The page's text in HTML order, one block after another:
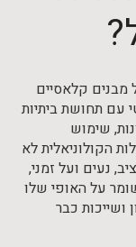
מבנים קלאסיים
עם תחושת ביתיות
שימוש
הקולוניאלית לא
נעים ועל זמני,
על האופי שלו
ושייכות כבר